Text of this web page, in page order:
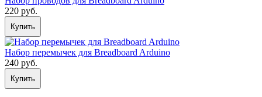
220 руб.
Купить
Набор перемычек для Breadboard Arduino
240 руб.
Купить